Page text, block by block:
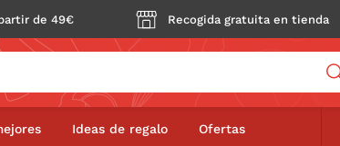
de 49€ Recogida gratuita en tienda
Ideas de regalo Ofertas